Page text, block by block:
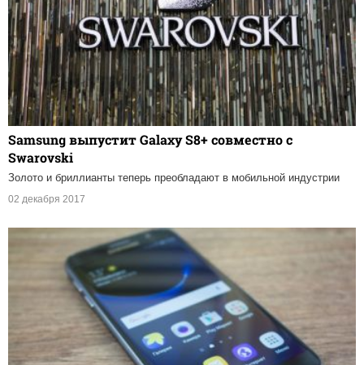
Samsung выпустит Galaxy S8+ совместно с
Swarovski
Золото и бриллианты теперь преобладают в мобильной индустрии
02 декабря 2017